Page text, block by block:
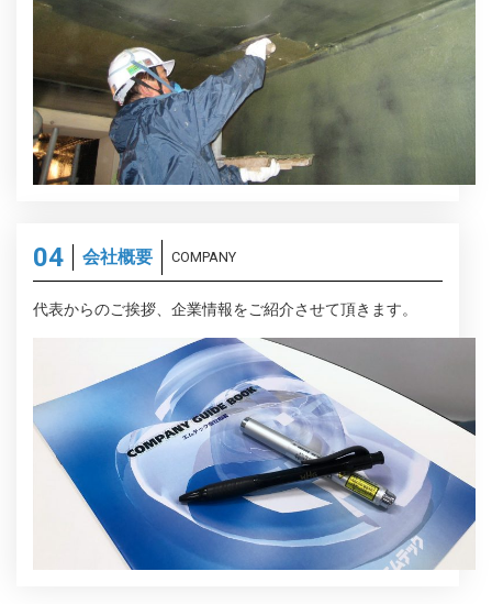
会社概要 COMPANY
代表からのご挨拶、企業情報をご紹介させて頂きます。